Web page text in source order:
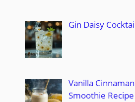
Gin Daisy
Vanilla
Smoothie Recipe